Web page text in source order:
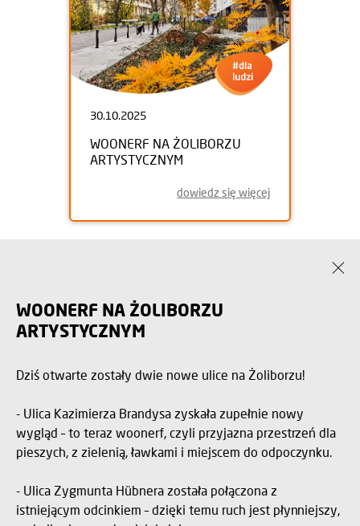
30.10.2025
WOONERF NA ŻOLIBORZU
ARTYSTYCZNYM
dowiedz się więcej
WOONERF NA ŻOLIBORZU
ARTYSTYCZNYM
Dziś otwarte zostały dwie nowe ulice na Żoliborzu!
- Ulica Kazimierza Brandysa zyskała zupełnie nowy
wygląd – to teraz woonerf, czyli przyjazna przestrzeń dla
pieszych, z zielenią, ławkami i miejscem do odpoczynku.
- Ulica Zygmunta Hübnera została połączona z
istniejącym odcinkiem – dzięki temu ruch jest płynniejszy,